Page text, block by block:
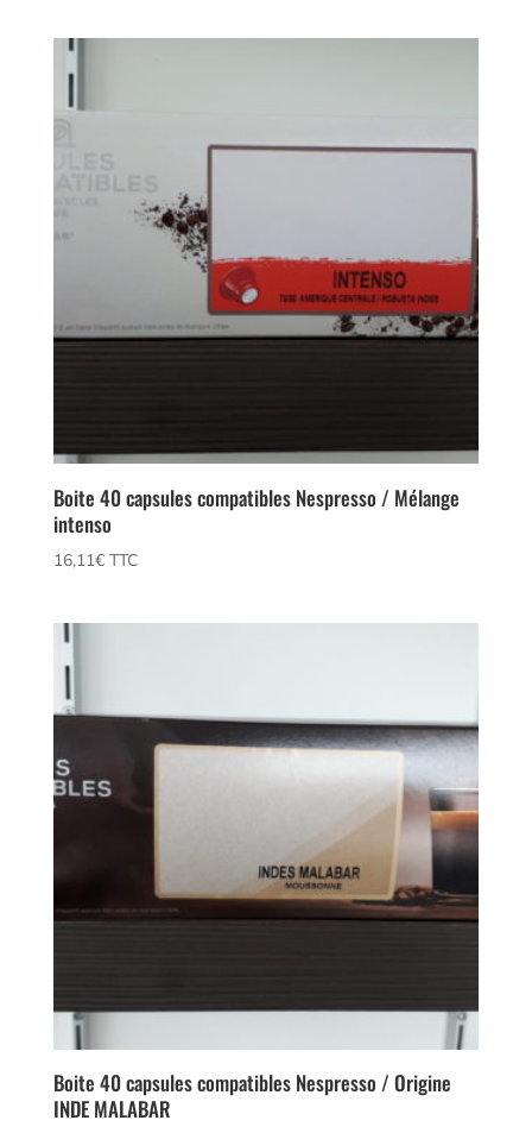
Boite 40 capsules compatibles Nespresso / Mélange
intenso
16,11€ TTC
Boite 40 capsules compatibles Nespresso / Origine
INDE MALABAR